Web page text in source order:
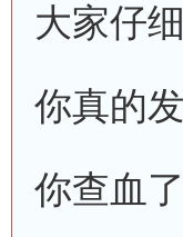
大家仔
你真的
你查血